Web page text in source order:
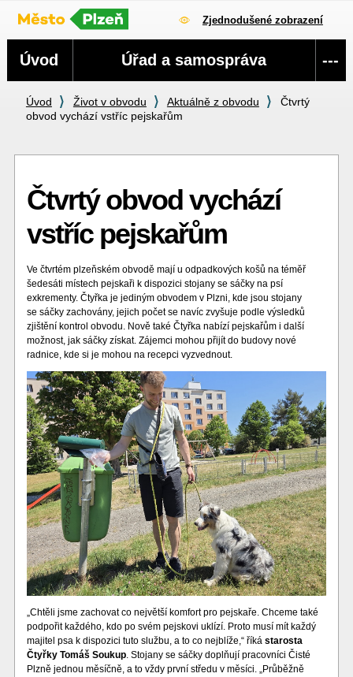
Zjednodušené zobrazení
Úvod Život v obvodu Aktuálně z obvodu
Čtvrtý
obvod vychází vstříc pejskařům
Čtvrtý obvod vychází
vstříc pejskařům
Ve čtvrtém plzeňském obvodě mají u odpadkových košů na téměř
šedesáti místech pejskaři k dispozici stojany se sáčky na psí
exkrementy. Čtyřka je jediným obvodem v Plzni, kde jsou stojany
se sáčky zachovány, jejich počet se navíc zvyšuje podle výsledků
zjištění kontrol obvodu. Nově také Čtyřka nabízí pejskařům i další
možnost, jak sáčky získat. Zájemci mohou přijít do budovy nové
radnice, kde si je mohou na recepci vyzvednout.
„Chtěli jsme zachovat co největší komfort pro pejskaře. Chceme také
podpořit každého, kdo po svém pejskovi uklízí. Proto musí mít každý
majitel psa k dispozici tuto službu, a to co nejblíže,“ říká starosta
Čtyřky Tomáš Soukup. Stojany se sáčky doplňují pracovníci Čisté
Plzně jednou měsíčně, a to vždy první středu v měsíci. „Průběžně
Navigace
Úvod Úřad a samospráva ---